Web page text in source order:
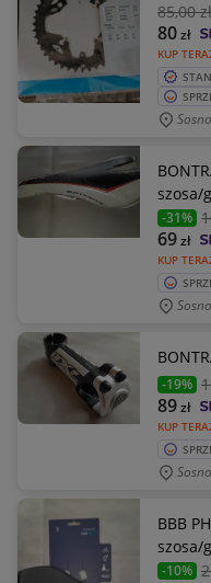
85,00 zł
KUP
80zł
szosa/
-31%
KUP
69zł
-19%
KUP
89zł
BBB
szosa/
-10%